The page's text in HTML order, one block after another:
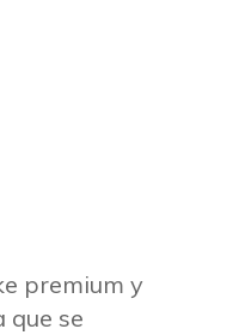
premium y
que se